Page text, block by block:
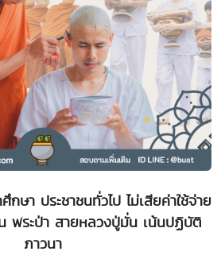
ษา ประชาชนทั่วไป ไม่เสียค่าใช้จ่าย
พระป่า สายหลวงปู่มั่น เน้นปฏิบัติ
ภาวนา